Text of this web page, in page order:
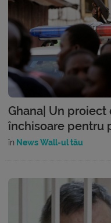
Ghana| Un
închisoare pentru
în News Wall-ul tău